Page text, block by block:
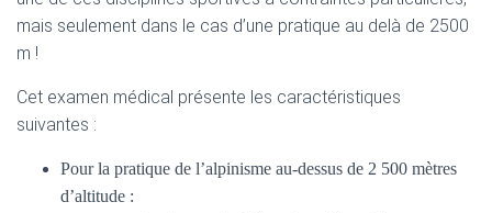
mais seulement dans le cas d’une pratique au delà de 2500
m !
Cet examen médical présente les caractéristiques
suivantes :
Pour la pratique de l’alpinisme au-dessus de 2 500 mètres
d’altitude :